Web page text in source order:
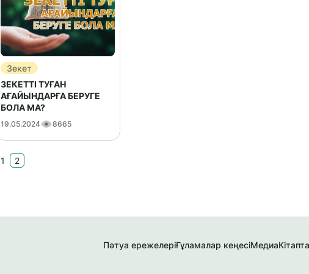
Зекет
ЗЕКЕТТІ ТУҒАН
АҒАЙЫНДАРҒА БЕРУГЕ
БОЛА МА?
19.05.2024 8665
1 2
Пәтуа ережелеріҒұламалар кеңесіМедиа